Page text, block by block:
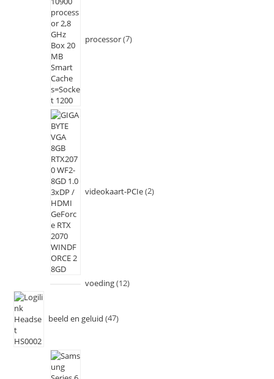
processor 7
videokaart-PCIe 2
voeding 12
beeld en geluid 47